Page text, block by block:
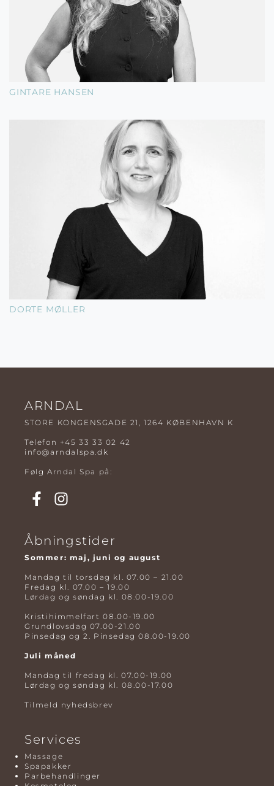
GINTARE HANSEN
DORTE MØLLER
ARNDAL
STORE KONGENSGADE 21, 1264 KØBENHAVN K
Telefon +45 33 33 02 42
info@arndalspa.dk
Følg Arndal Spa på:
Åbningstider
Sommer: maj, juni og august
Mandag til torsdag kl. 07.00 – 21.00
Fredag kl. 07.00 – 19.00
Lørdag og søndag kl. 08.00-19.00
Kristihimmelfart 08.00-19.00
Grundlovsdag 07.00-21.00
Pinsedag og 2. Pinsedag 08.00-19.00
Juli måned
Mandag til fredag kl. 07.00-19.00
Lørdag og søndag kl. 08.00-17.00
Tilmeld nyhedsbrev
Services
Massage
Spapakker
Parbehandlinger